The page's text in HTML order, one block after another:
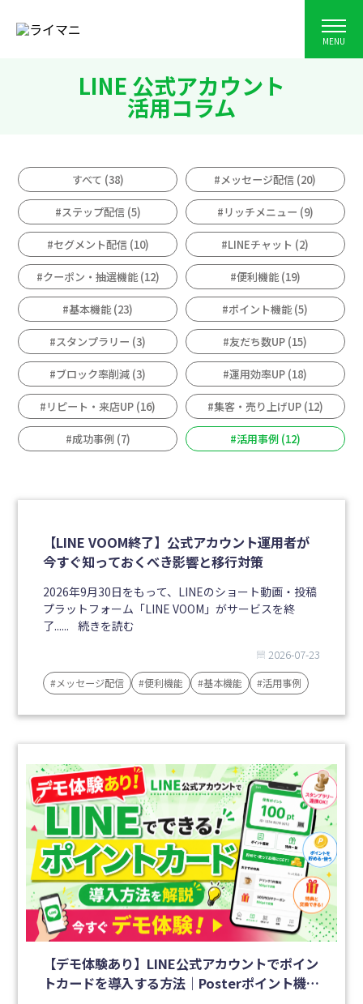
MENU
LINE 公式アカウント
活用コラム
すべて (38) #メッセージ配信 (20)
#ステップ配信 (5) #リッチメニュー (9)
#セグメント配信 (10) #LINEチャット (2)
#クーポン・抽選機能 (12) #便利機能 (19)
#基本機能 (23) #ポイント機能 (5)
#スタンプラリー (3) #友だち数UP (15)
#ブロック率削減 (3) #運用効率UP (18)
#リピート・来店UP (16) #集客・売り上げUP (12)
#成功事例 (7) #活用事例 (12)
【LINE VOOM終了】公式アカウント運用者が
今すぐ知っておくべき影響と移行対策
2026年9月30日をもって、LINEのショート動画・投稿
プラットフォーム「LINE VOOM」がサービスを終
了...... 続きを読む
2026-07-23
#メッセージ配信 #便利機能 #基本機能 #活用事例
【デモ体験あり】LINE公式アカウントでポイン
トカードを導入する方法｜Posterポイント機能